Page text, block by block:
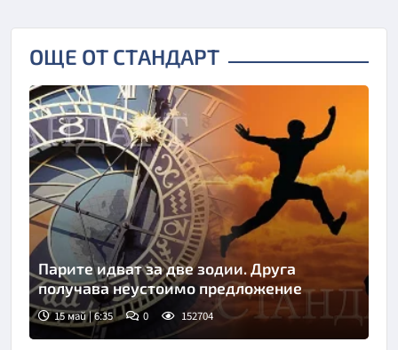
ОЩЕ ОТ СТАНДАРТ
Парите идват за две зодии. Друга
получава неустоимо предложение
15 май | 6:35 0 152704